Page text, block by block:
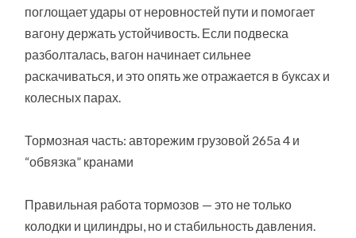
поглощает удары от неровностей пути и помогает
вагону держать устойчивость. Если подвеска
разболталась, вагон начинает сильнее
раскачиваться, и это опять же отражается в буксах и
колесных парах.
Тормозная часть: авторежим грузовой 265а 4 и
“обвязка” кранами
Правильная работа тормозов — это не только
колодки и цилиндры, но и стабильность давления.